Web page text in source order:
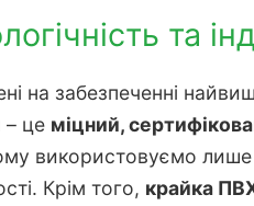
та
на забезпеченні
– це міцний,
використовуємо лише
Крім того, крайка